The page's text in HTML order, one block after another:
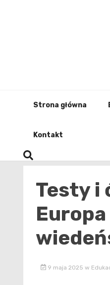
Strona główna
Kontakt
Testy i
9 maja 2025 w